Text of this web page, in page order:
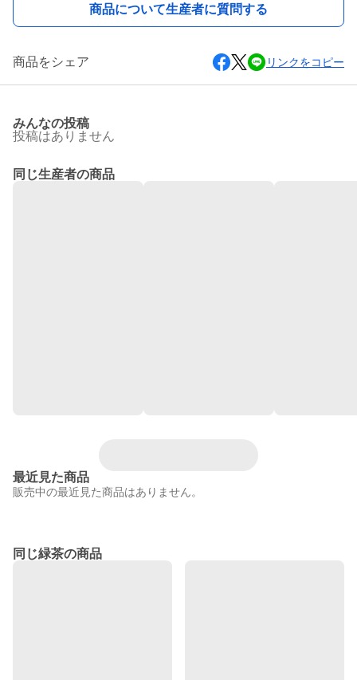
商品について生産者に質問する
商品をシェア リンクをコピー
みんなの投稿
投稿はありません
同じ生産者の商品
最近見た商品
販売中の最近見た商品はありません。
同じ緑茶の商品